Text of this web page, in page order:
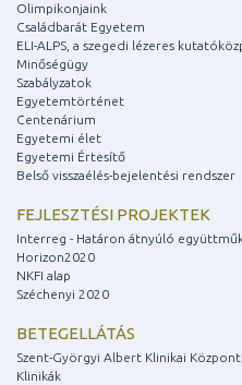
Olimpikonjaink
Családbarát Egyetem
ELI-ALPS, a szegedi lézeres
Minőségügy
Szabályzatok
Egyetemtörténet
Centenárium
Egyetemi élet
Egyetemi Értesítő
Belső visszaélés-bejelentési rendszer
FEJLESZTÉSI PROJEKTEK
Interreg - Határon átnyúló
Horizon2020
NKFI alap
Széchenyi 2020
BETEGELLÁTÁS
Szent-Györgyi Albert Klinikai Központ
Klinikák